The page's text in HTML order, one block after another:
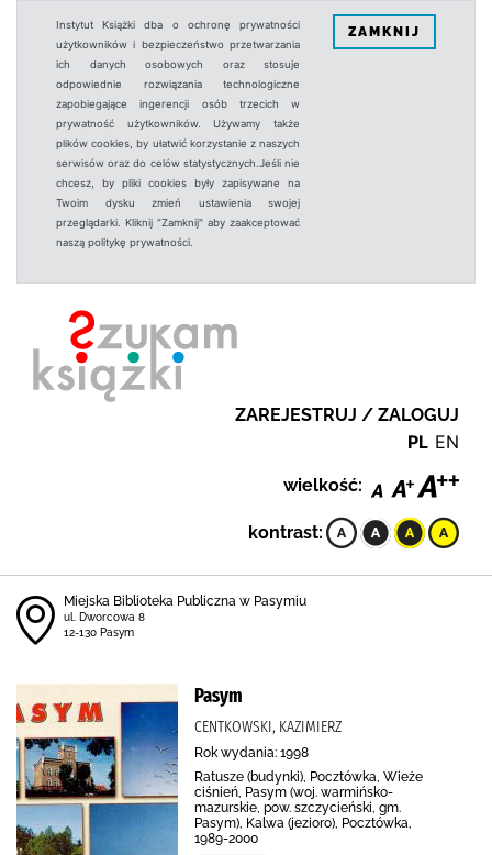
Instytut Książki dba o ochronę prywatności
użytkowników i bezpieczeństwo przetwarzania
ich danych osobowych oraz stosuje
odpowiednie rozwiązania technologiczne
zapobiegające ingerencji osób trzecich w
prywatność użytkowników. Używamy także
plików cookies, by ułatwić korzystanie z naszych
serwisów oraz do celów statystycznych.Jeśli nie
chcesz, by pliki cookies były zapisywane na
Twoim dysku zmień ustawienia swojej
przeglądarki. Kliknij "Zamknij" aby zaakceptować
naszą politykę prywatności.
ZAMKNIJ
ZAREJESTRUJ / ZALOGUJ
PL EN
wielkość:
kontrast:
Miejska Biblioteka Publiczna w Pasymiu
ul. Dworcowa 8
12-130 Pasym
Pasym
CENTKOWSKI, KAZIMIERZ
Rok wydania: 1998
Ratusze (budynki), Pocztówka, Wieże
ciśnień, Pasym (woj. warmińsko-
mazurskie, pow. szczycieński, gm.
Pasym), Kalwa (jezioro), Pocztówka,
1989-2000